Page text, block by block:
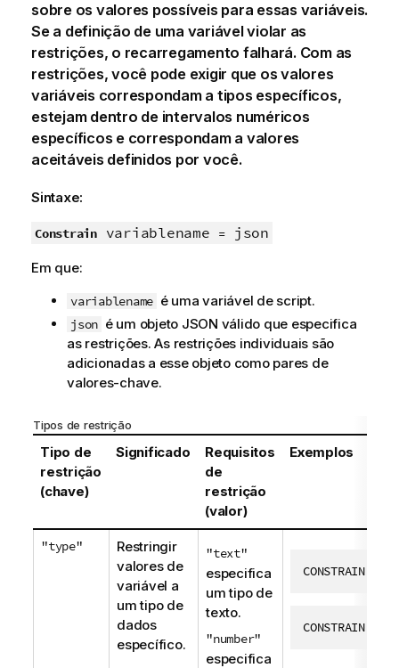
sobre os valores possíveis para essas variáveis.
Se a definição de uma variável violar as
restrições, o recarregamento falhará. Com as
restrições, você pode exigir que os valores
variáveis correspondam a tipos específicos,
estejam dentro de intervalos numéricos
específicos e correspondam a valores
aceitáveis definidos por você.
Sintaxe:
Constrainvariablename = json
Em que:
variablename é uma variável de script.
json é um objeto JSON válido que especifica
as restrições. As restrições individuais são
adicionadas a esse objeto como pares de
valores-chave.
Tipos de restrição
Tipo de
restrição
(chave)
Significado
Requisitos
de
restrição
(valor)
Exemplos
"type"
Restringir
valores de
variável a
um tipo de
dados
específico.
"text"
especifica
um tipo de
texto.
"number"
especifica
CONSTRAIN
CONSTRAIN